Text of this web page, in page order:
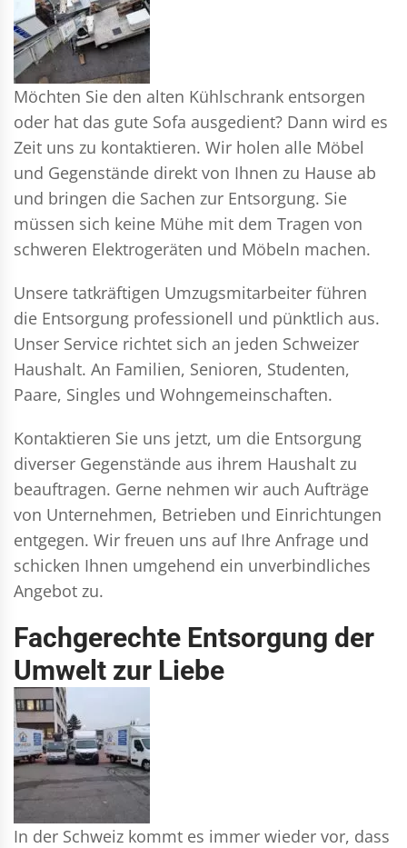
Möchten Sie den alten Kühlschrank entsorgen
oder hat das gute Sofa ausgedient? Dann wird es
Zeit uns zu kontaktieren. Wir holen alle Möbel
und Gegenstände direkt von Ihnen zu Hause ab
und bringen die Sachen zur Entsorgung. Sie
müssen sich keine Mühe mit dem Tragen von
schweren Elektrogeräten und Möbeln machen.
Unsere tatkräftigen Umzugsmitarbeiter führen
die Entsorgung professionell und pünktlich aus.
Unser Service richtet sich an jeden Schweizer
Haushalt. An Familien, Senioren, Studenten,
Paare, Singles und Wohngemeinschaften.
Kontaktieren Sie uns jetzt, um die Entsorgung
diverser Gegenstände aus ihrem Haushalt zu
beauftragen. Gerne nehmen wir auch Aufträge
von Unternehmen, Betrieben und Einrichtungen
entgegen. Wir freuen uns auf Ihre Anfrage und
schicken Ihnen umgehend ein unverbindliches
Angebot zu.
Fachgerechte Entsorgung der
Umwelt zur Liebe
In der Schweiz kommt es immer wieder vor, dass